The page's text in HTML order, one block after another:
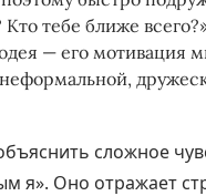
тебе ближе
— его мотивация
сложное
я». Оно отражает